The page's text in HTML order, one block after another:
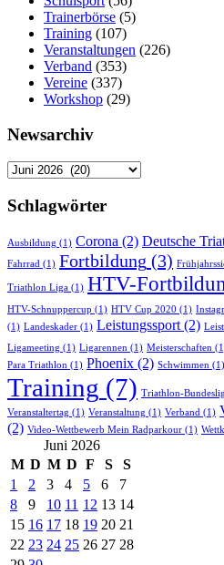
Trainerbörse (5)
Training (107)
Veranstaltungen (226)
Verband (353)
Vereine (337)
Workshop (29)
Newsarchiv
Newsarchiv
Schlagwörter
Ausbildung (1) Corona (2) Deutsche
Fahrrad (1) Fortbildung (3)
Triathlon Liga (1) HTV-
HTV-Schnuppercup (1) HTV Cup 2020 (1)
(1) Landeskader (1) Leistungssport(2)
Ligameeting (1) Ligarennen (1) Meisterschaften
Para Triathlon (1) Phoenix (2) Schwimmen (1)
Training (7) Triathlon-
Veranstaltertag (1) Veranstaltung (1) Verband (1)
(2) Video-Wettbewerb Mein Radparkour (1)
Juni 2026
M D M D F S
S
1
2 3 4 5 6
7
8
9 10 11 12 13 14
15 16 17 18 19 20 21
22 23 24 25 26 27 28